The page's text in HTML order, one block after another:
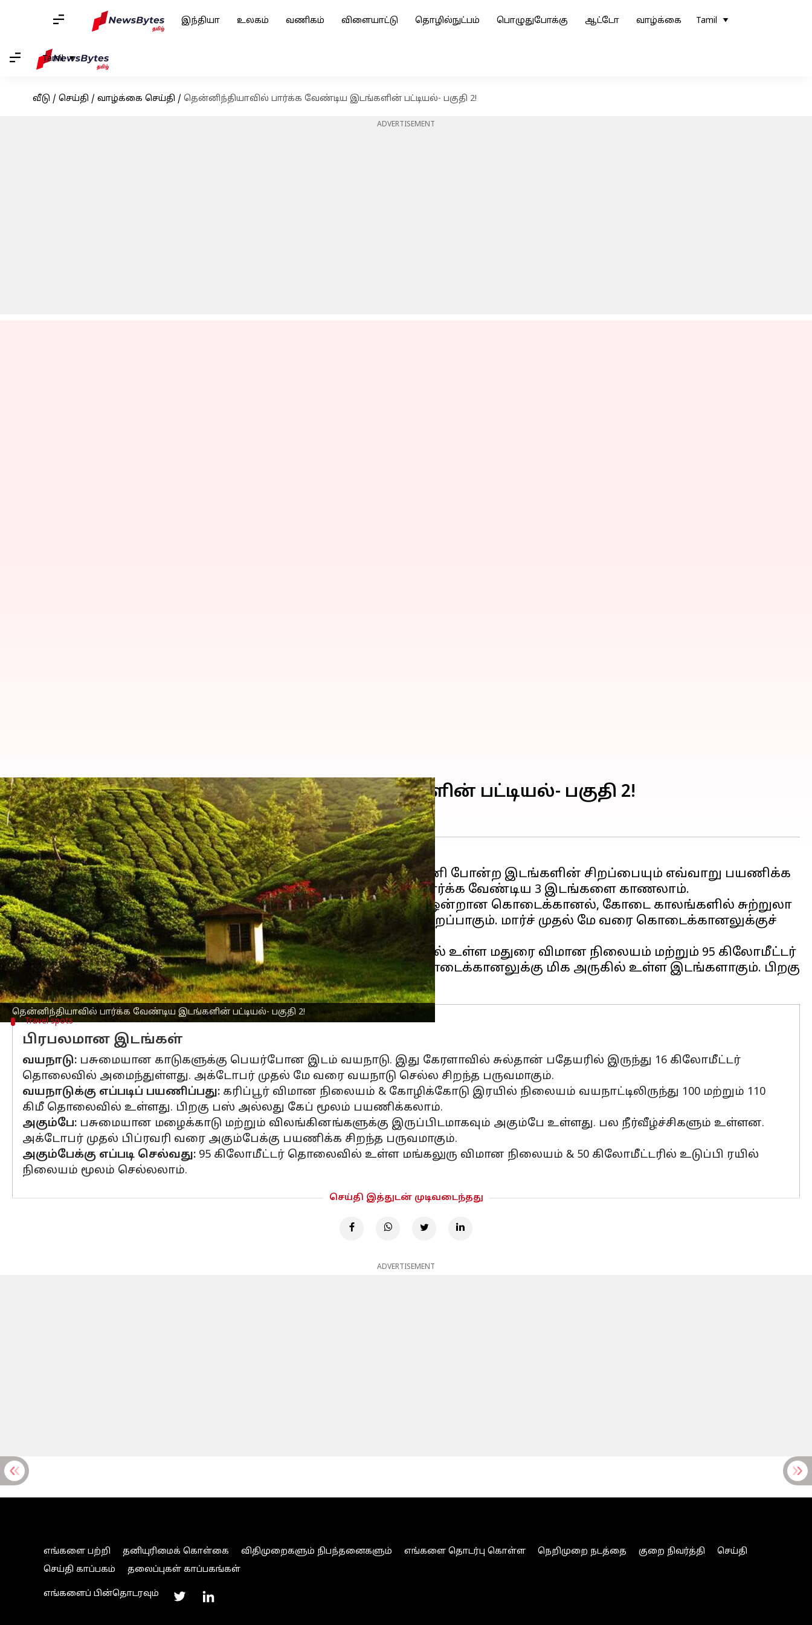
இந்தியா உலகம் வணிகம் விளையாட்டு தொழில்நுட்பம் பொழுதுபோக்கு ஆட்டோ வாழ்க்கை Tamil
Tamil
வீடு / செய்தி / வாழ்க்கை செய்தி / தென்னிந்தியாவில் பார்க்க வேண்டிய இடங்களின் பட்டியல்- பகுதி 2!
ADVERTISEMENT
தென்னிந்தியாவில் பார்க்க வேண்டிய இடங்களின் பட்டியல்- பகுதி 2!
தென்னிந்தியாவில் பார்க்க வேண்டிய இடங்களின் பட்டியல்- பகுதி 2!
எழுதியவர் Arul Jothe Jun 03, 2023 07:00 am
செய்தி முன்னோட்டம்
தென்னிந்தியாவில் பிரபலமான இடங்களில் ஆலப்புழா, கூர்க், கபினி போன்ற இடங்களின் சிறப்பையும் எவ்வாறு பயணிக்க
கொடைக்கானல்:தமிழ்நாட்டின் மிக அழகான மலை நகரங்களில் ஒன்றான கொடைக்கானல், கோடை காலங்களில் சுற்றுலா
செல்ல உகந்த இடமாகும். மூடுபனி, குளிர்ந்த தட்பவெப்பம் இதன் சிறப்பாகும். மார்ச் முதல் மே வரை கொடைக்கானலுக்குச்
கொடைக்கானலை எப்படி அடைவது: 120 கிலோமீட்டர் தொலைவில் உள்ள மதுரை விமான நிலையம் மற்றும் 95 கிலோமீட்டர்
தொலைவில் உள்ள கொடை சாலை ரயில் நிலையம் ஆகியவை கொடைக்கானலுக்கு மிக அருகில் உள்ள இடங்களாகும். பிறகு
Travel spots
பிரபலமான இடங்கள்
வயநாடு: பசுமையான காடுகளுக்கு பெயர்போன இடம் வயநாடு. இது கேரளாவில் சுல்தான் பதேயரில் இருந்து 16 கிலோமீட்டர்
தொலைவில் அமைந்துள்ளது. அக்டோபர் முதல் மே வரை வயநாடு செல்ல சிறந்த பருவமாகும்.
வயநாடுக்கு எப்படிப் பயணிப்பது: கரிப்பூர் விமான நிலையம் & கோழிக்கோடு இரயில் நிலையம் வயநாட்டிலிருந்து 100 மற்றும் 110
கிமீ தொலைவில் உள்ளது. பிறகு பஸ் அல்லது கேப் மூலம் பயணிக்கலாம்.
அகும்பே: பசுமையான மழைக்காடு மற்றும் விலங்கினங்களுக்கு இருப்பிடமாகவும் அகும்பே உள்ளது. பல நீர்வீழ்ச்சிகளும் உள்ளன.
அக்டோபர் முதல் பிப்ரவரி வரை அகும்பேக்கு பயணிக்க சிறந்த பருவமாகும்.
அகும்பேக்கு எப்படி செல்வது: 95 கிலோமீட்டர் தொலைவில் உள்ள மங்கலுரு விமான நிலையம் & 50 கிலோமீட்டரில் உடுப்பி ரயில்
நிலையம் மூலம் செல்லலாம்.
செய்தி இத்துடன் முடிவடைந்தது
ADVERTISEMENT
எங்களை பற்றி தனியுரிமைக் கொள்கை விதிமுறைகளும் நிபந்தனைகளும் எங்களை தொடர்பு கொள்ள நெறிமுறை நடத்தை குறை நிவர்த்தி
செய்தி
செய்தி காப்பகம்
தலைப்புகள் காப்பகங்கள்
எங்களைப் பின்தொடரவும்